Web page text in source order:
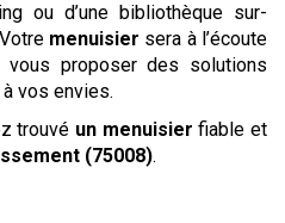
ou d’une bibliothèque sur-
menuisier sera à l’écoute
proposer des solutions
vos envies.
trouvé un menuisier fiable et
(75008).